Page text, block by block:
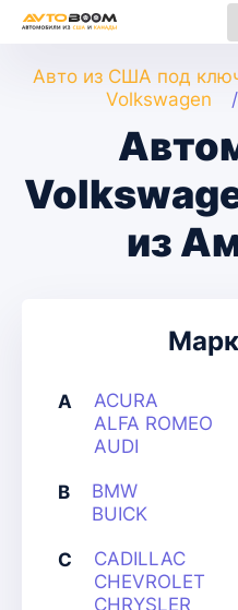
Авто из США под
Volkswagen
из
A
ACURA
ALFA ROMEO
AUDI
B
BMW
BUICK
C
CADILLAC
CHEVROLET
CHRYSLER